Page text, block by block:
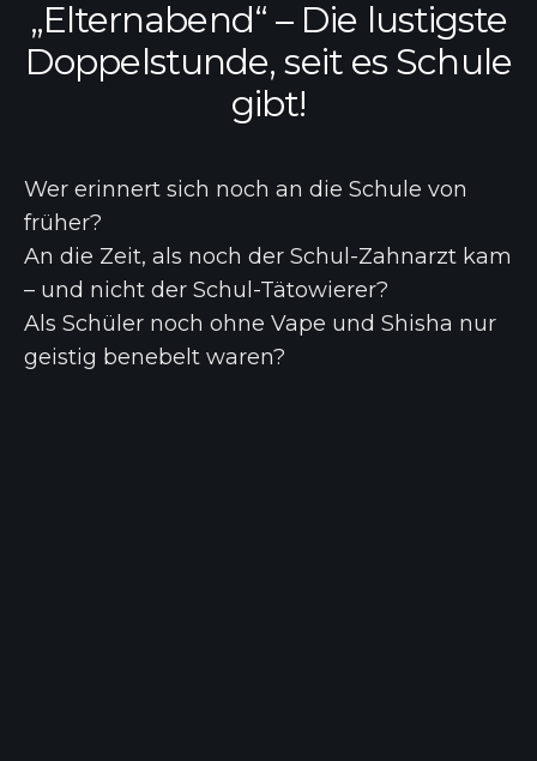
„Elternabend“ – Die lustigste
Doppelstunde, seit es Schule
gibt!
Wer erinnert sich noch an die Schule von
früher?
An die Zeit, als noch der Schul-Zahnarzt kam
– und nicht der Schul-Tätowierer?
Als Schüler noch ohne Vape und Shisha nur
geistig benebelt waren?